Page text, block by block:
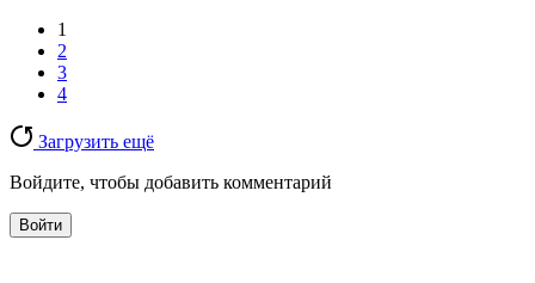
1
2
3
4
Загрузить ещё
Войдите, чтобы добавить комментарий
Войти